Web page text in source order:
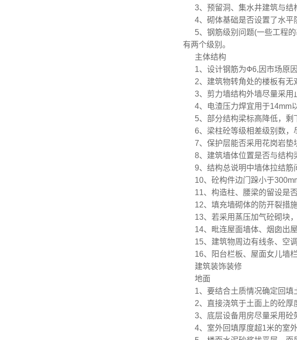
3、预留洞、集水井建筑与结
4、砌体基础是否设置了水平
5、钢筋级别问题(一些工程
有两个级别。
主体结构
1、设计钢筋为Ф6,因市场原
2、建筑物转角处的楼板有无
3、剪力墙结构外墙尽量采用
4、电渣压力焊宜用于14mm
5、部分结构梁标高降低，剩
6、梁柱砼等级相差级别数，
7、保护层能否采用花岗岩垫
8、建筑墙体位置是否与结构
9、结构总说明中墙体拉结筋
10、砼构件边门跺小于
11、构造柱、腰梁的留设是
12、填充墙砌体的防开裂措
13、若采用蒸压加气砼砌块
14、毗连屋面墙体、烟囱出
15、建筑物周边有线条、空
16、阳台栏板、屋面女儿墙
建筑装饰装修
地面
1、要结合土质情况确定回填
2、直接浇筑于土面上的砼厚
3、底层设备用房尽量采用砼
4、室外回填厚度超1米的室